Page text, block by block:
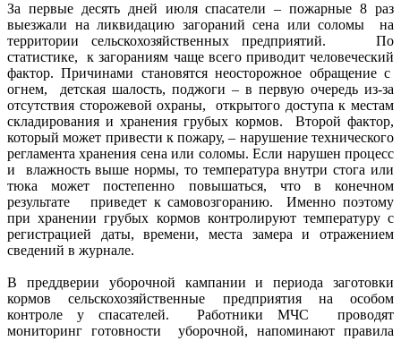
За первые десять дней июля спасатели – пожарные 8 раз
выезжали на ликвидацию загораний сена или соломы на
территории сельскохозяйственных предприятий. По
статистике, к загораниям чаще всего приводит человеческий
фактор. Причинами становятся неосторожное обращение с
огнем, детская шалость, поджоги – в первую очередь из-за
отсутствия сторожевой охраны, открытого доступа к местам
складирования и хранения грубых кормов. Второй фактор,
который может привести к пожару, – нарушение технического
регламента хранения сена или соломы. Если нарушен процесс
и влажность выше нормы, то температура внутри стога или
тюка может постепенно повышаться, что в конечном
результате приведет к самовозгоранию. Именно поэтому
при хранении грубых кормов контролируют температуру с
регистрацией даты, времени, места замера и отражением
сведений в журнале.
В преддверии уборочной кампании и периода заготовки
кормов сельскохозяйственные предприятия на особом
контроле у спасателей. Работники МЧС проводят
мониторинг готовности уборочной, напоминают правила